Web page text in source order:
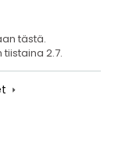
tästä.
2.7.